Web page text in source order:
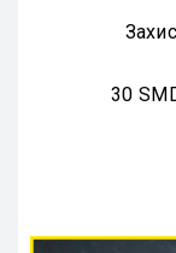
30